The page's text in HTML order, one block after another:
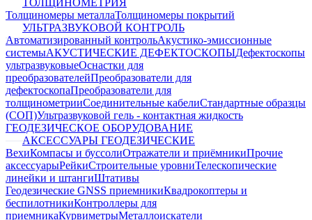
ТОЛЩИНОМЕТРИЯ
Толщиномеры металлаТолщиномеры покрытий
УЛЬТРАЗВУКОВОЙ КОНТРОЛЬ
Автоматизированный контрольАкустико-эмиссионные
системыАКУСТИЧЕСКИЕ ДЕФЕКТОСКОПЫДефектоскопы
ультразвуковыеОснастки для
преобразователейПреобразователи для
дефектоскопаПреобразователи для
толщинометрииСоединительные кабелиСтандартные образцы
(СОП)Ультразвуковой гель - контактная жидкость
ГЕОДЕЗИЧЕСКОЕ ОБОРУДОВАНИЕ
АКСЕССУАРЫ ГЕОДЕЗИЧЕСКИЕ
ВехиКомпасы и буссолиОтражатели и приёмникиПрочие
аксессуарыРейкиСтроительные уровниТелескопические
линейки и штангиШтативы
Геодезические GNSS приемникиКвадрокоптеры и
беспилотникиКонтроллеры для
приемникаКурвиметрыМеталлоискатели